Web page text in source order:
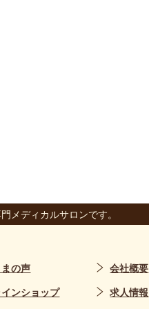
メディカルサロンです。
の声
ンショップ
会社概要
求人情報